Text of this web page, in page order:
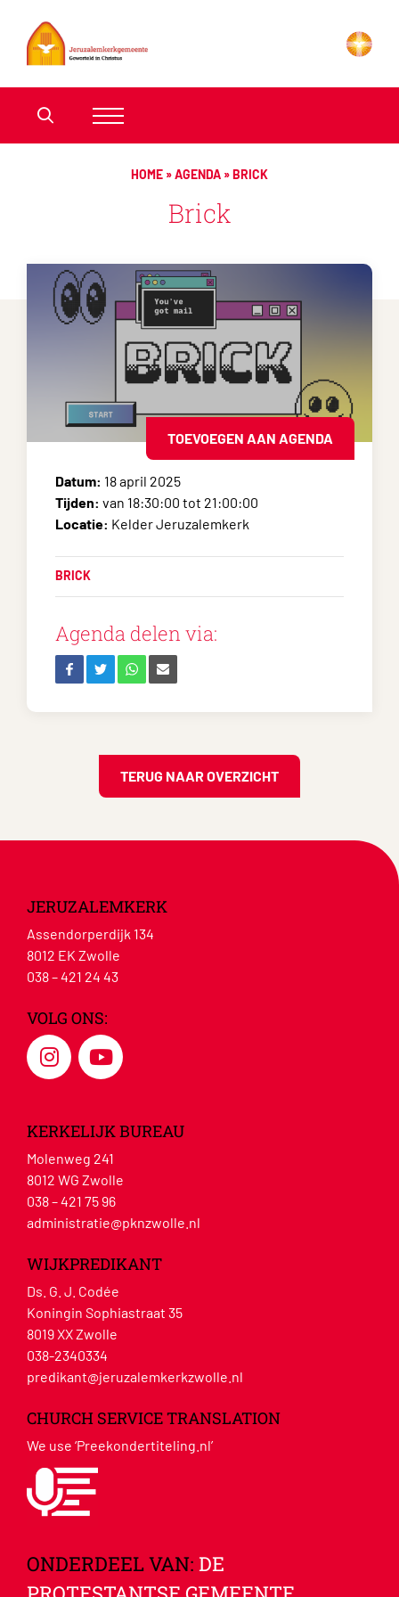
HOME »AGENDA »BRICK
Brick
TOEVOEGEN AAN AGENDA
Datum: 18 april 2025
Tijden: van 18:30:00 tot 21:00:00
Locatie: Kelder Jeruzalemkerk
BRICK
Agenda delen via:
TERUG NAAR OVERZICHT
JERUZALEMKERK
Assendorperdijk 134
8012 EK Zwolle
038 – 421 24 43
VOLG ONS:
KERKELIJK BUREAU
Molenweg 241
8012 WG Zwolle
038 – 421 75 96
administratie@pknzwolle.nl
WIJKPREDIKANT
Ds. G. J. Codée
Koningin Sophiastraat 35
8019 XX Zwolle
038-2340334
predikant@jeruzalemkerkzwolle.nl
CHURCH SERVICE TRANSLATION
We use ‘Preekondertiteling.nl’
ONDERDEEL VAN: DE